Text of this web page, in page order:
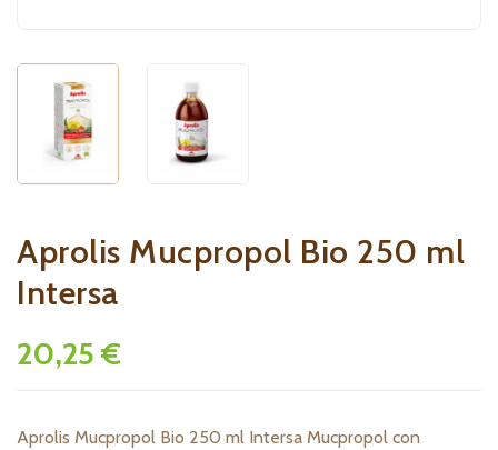
Aprolis Mucpropol Bio 250 ml
Intersa
20,25 €
Aprolis Mucpropol Bio 250 ml Intersa Mucpropol con